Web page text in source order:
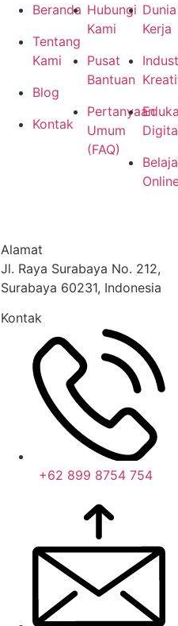
Beranda
Tentang
Kami
Blog
Kontak
Hubungi
Kami
Pusat
Bantuan
Pertanyaan
Umum
(FAQ)
Dunia
Kerja
Alamat
Jl. Raya Surabaya No. 212,
Surabaya 60231, Indonesia
Kontak
+62 899 8754 754